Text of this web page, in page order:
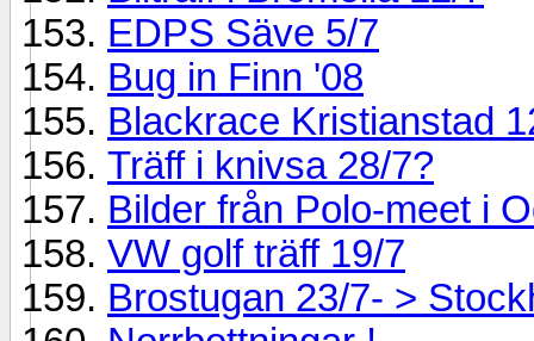
EDPS Säve 5/7
Bug in Finn '08
Blackrace Kristianstad
Träff i knivsa 28/7?
Bilder från Polo-meet i
VW golf träff 19/7
Brostugan 23/7- >